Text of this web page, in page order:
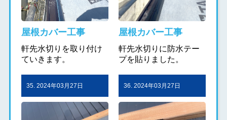
屋根カバー工事
軒先水切りを取り付け
ていきます。
屋根カバー工事
軒先水切りに防水テー
プを貼りました。
35. 2024年03月27日 36. 2024年03月27日